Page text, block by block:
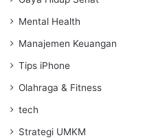
Mental Health
Manajemen Keuangan
Tips iPhone
Olahraga & Fitness
tech
Strategi UMKM